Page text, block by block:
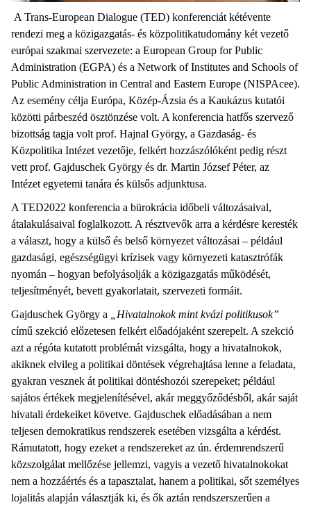
A Trans-European Dialogue (TED) konferenciát kétévente
rendezi meg a közigazgatás- és közpolitikatudomány két vezető
európai szakmai szervezete: a European Group for Public
Administration (EGPA) és a Network of Institutes and Schools of
Public Administration in Central and Eastern Europe (NISPAcee).
Az esemény célja Európa, Közép-Ázsia és a Kaukázus kutatói
közötti párbeszéd ösztönzése volt. A konferencia hatfős szervező
bizottság tagja volt prof. Hajnal György, a Gazdaság- és
Közpolitika Intézet vezetője, felkért hozzászólóként pedig részt
vett prof. Gajduschek György és dr. Martin József Péter, az
Intézet egyetemi tanára és külsős adjunktusa.
A TED2022 konferencia a bürokrácia időbeli változásaival,
átalakulásaival foglalkozott. A résztvevők arra a kérdésre keresték
a választ, hogy a külső és belső környezet változásai – például
gazdasági, egészségügyi krízisek vagy környezeti katasztrófák
nyomán – hogyan befolyásolják a közigazgatás működését,
teljesítményét, bevett gyakorlatait, szervezeti formáit.
Gajduschek György a
„Hivatalnokok mint kvázi politikusok”
című szekció előzetesen felkért előadójaként szerepelt. A szekció
azt a régóta kutatott problémát vizsgálta, hogy a hivatalnokok,
akiknek elvileg a politikai döntések végrehajtása lenne a feladata,
gyakran vesznek át politikai döntéshozói szerepeket; például
sajátos értékek megjelenítésével, akár meggyőződésből, akár saját
hivatali érdekeiket követve. Gajduschek előadásában a nem
teljesen demokratikus rendszerek esetében vizsgálta a kérdést.
Rámutatott, hogy ezeket a rendszereket az ún. érdemrendszerű
közszolgálat mellőzése jellemzi, vagyis a vezető hivatalnokokat
nem a hozzáértés és a tapasztalat, hanem a politikai, sőt személyes
lojalitás alapján választják ki, és ők aztán rendszerszerűen a